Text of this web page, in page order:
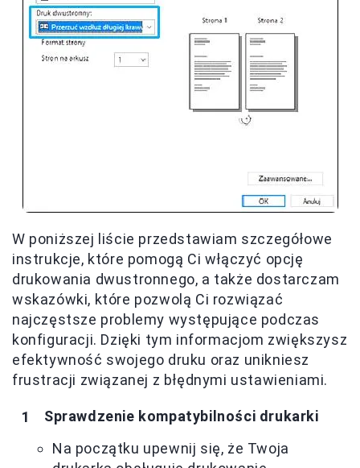
W poniższej liście przedstawiam szczegółowe
instrukcje, które pomogą Ci włączyć opcję
drukowania dwustronnego, a także dostarczam
wskazówki, które pozwolą Ci rozwiązać
najczęstsze problemy występujące podczas
konfiguracji. Dzięki tym informacjom zwiększysz
efektywność swojego druku oraz unikniesz
frustracji związanej z błędnymi ustawieniami.
Sprawdzenie kompatybilności drukarki
Na początku upewnij się, że Twoja